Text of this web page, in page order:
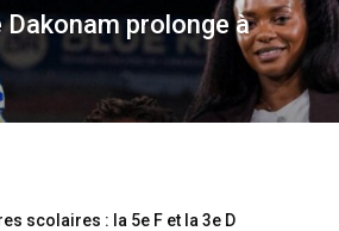
prolonge à
scolaires : la 5e F et la 3e D